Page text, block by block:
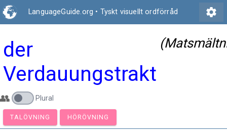
LanguageGuide.org • Tyskt visuellt ordförråd settings
der
Verdauungstrakt
👥 Plural